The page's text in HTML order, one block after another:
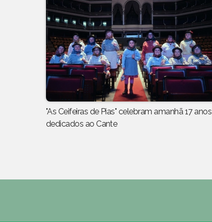
"As Ceifeiras de Pias" celebram amanhã 17 anos
dedicados ao Cante